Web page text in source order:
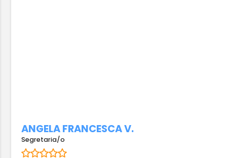
ANGELA FRANCESCA V.
Segretaria/o